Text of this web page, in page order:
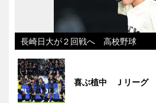
長崎日大が２回戦へ 高校野球
喜ぶ植中 Ｊリーグ